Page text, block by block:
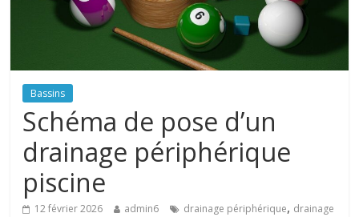
Bassins
Schéma de pose d’un
drainage périphérique
piscine
12 février 2026 admin6 drainage périphérique, drainage